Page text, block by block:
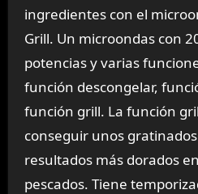
ingredientes con el
Grill. Un microondas con
potencias y varias
función descongelar,
función grill. La función
conseguir unos
resultados más dorados
pescados. Tiene